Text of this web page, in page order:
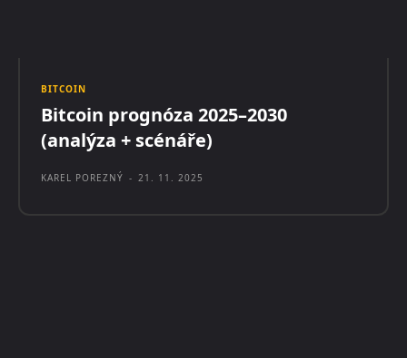
BITCOIN
Bitcoin prognóza 2025–2030
(analýza + scénáře)
KAREL POREZNÝ - 21. 11. 2025